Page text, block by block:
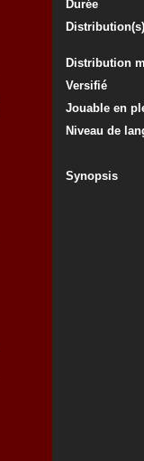
Durée
Distribution(s)
Distribution
Versifié
Jouable en
Niveau de
Synopsis